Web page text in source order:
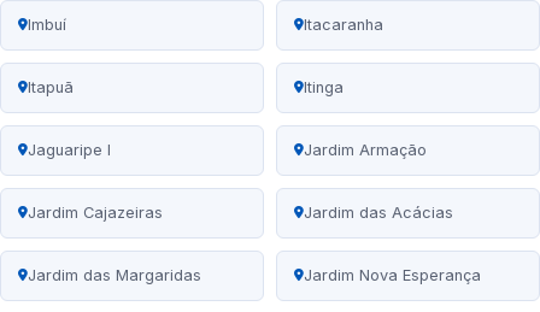
Imbuí Itacaranha
Itapuã Itinga
Jaguaripe I Jardim Armação
Jardim Cajazeiras Jardim das Acácias
Jardim das Margaridas Jardim Nova Esperança